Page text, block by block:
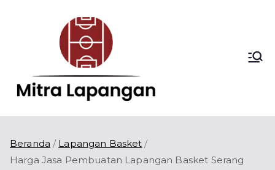
Beranda
Lapangan Basket
Harga Jasa Pembuatan Lapangan Basket Serang